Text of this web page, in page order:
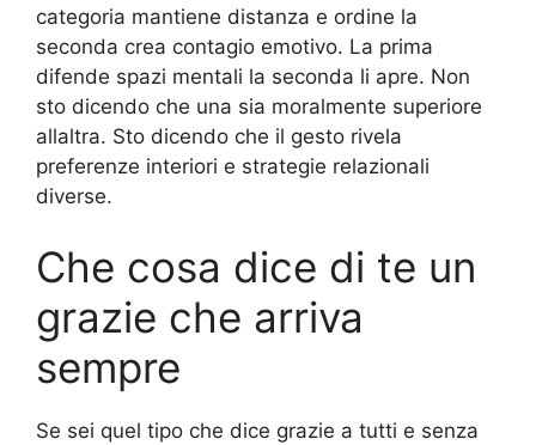
categoria mantiene distanza e ordine la
seconda crea contagio emotivo. La prima
difende spazi mentali la seconda li apre. Non
sto dicendo che una sia moralmente superiore
allaltra. Sto dicendo che il gesto rivela
preferenze interiori e strategie relazionali
diverse.
Che cosa dice di te un
grazie che arriva
sempre
Se sei quel tipo che dice grazie a tutti e senza